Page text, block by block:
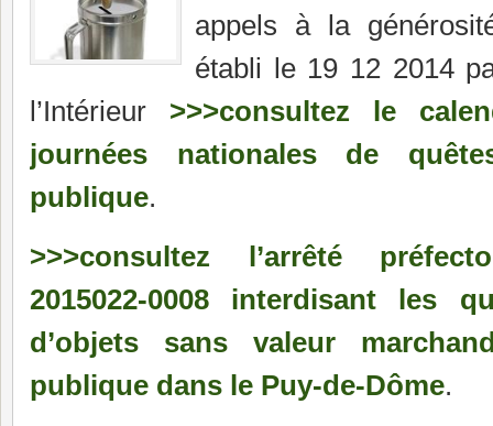
appels à la
établi le 19 12 2014
l’Intérieur >>>consultez le
journées nationales de
publique.
>>>consultez l’arrêté
2015022-0008 interdisant les
d’objets sans valeur
publique dans le Puy-de-Dôme.